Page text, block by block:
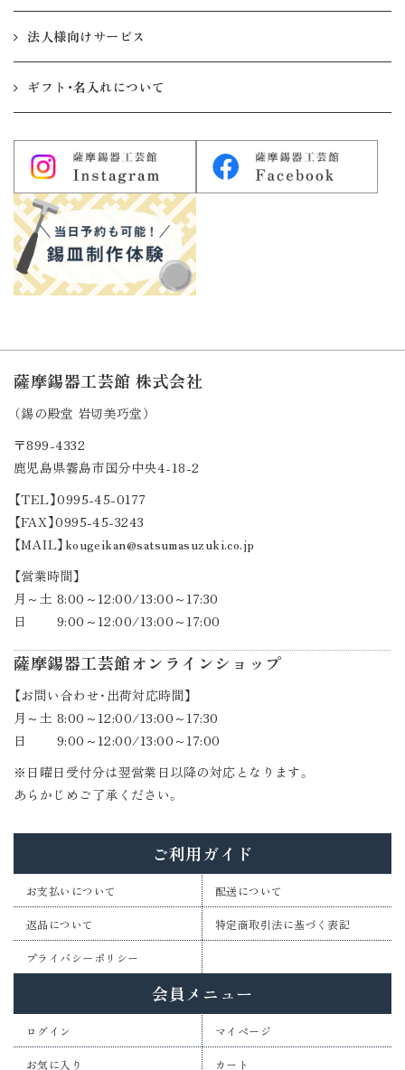
法人様向けサービス
ギフト・名入れについて
薩摩錫器工芸館 株式会社
（錫の殿堂 岩切美巧堂）
〒899-4332
鹿児島県霧島市国分中央4-18-2
【TEL】0995-45-0177
【FAX】0995-45-3243
【MAIL】kougeikan@satsumasuzuki.co.jp
【営業時間】
月～土 8:00～12:00/13:00～17:30
日 9:00～12:00/13:00～17:00
薩摩錫器工芸館オンラインショップ
【お問い合わせ・出荷対応時間】
月～土 8:00～12:00/13:00～17:30
日 9:00～12:00/13:00～17:00
※日曜日受付分は翌営業日以降の対応となります。
あらかじめご了承ください。
ご利用ガイド
お支払いについて 配送について
返品について 特定商取引法に基づく表記
プライバシーポリシー
会員メニュー
ログイン マイページ
お気に入り カート